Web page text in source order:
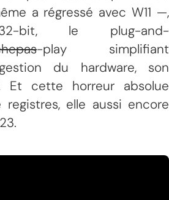
a régressé avec W11 —,
bit, le plug-and-
-play simplifiant
du hardware, son
Et cette horreur absolue
elle aussi encore